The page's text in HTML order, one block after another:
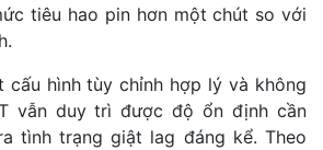
tiêu hao pin hơn một chút so với
cấu hình tùy chỉnh hợp lý và không
vẫn duy trì được độ ổn định cần
tình trạng giật lag đáng kể. Theo